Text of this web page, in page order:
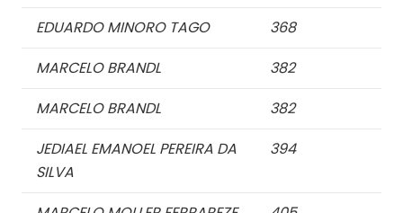
EDUARDO MINORO TAGO
368
MARCELO BRANDL
382
MARCELO BRANDL
382
JEDIAEL EMANOEL PEREIRA DA
SILVA
394